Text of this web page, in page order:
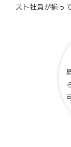
スト社員が揃っ